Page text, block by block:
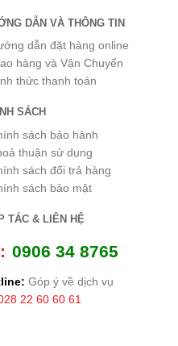
DẪN VÀ THÔNG TIN
dẫn đặt hàng online
hàng và Vận Chuyển
thức thanh toán
SÁCH
sách bảo hành
thuận sử dụng
sách đổi trả hàng
sách bảo mật
TÁC & LIÊN HỆ
: 0906 34 8765
Góp ý về dịch vụ
22 60 60 61